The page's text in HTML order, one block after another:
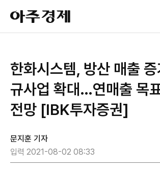
아
주
경
한화시스템, 방산 매출
규사업 확대…연매출 목
전망 [IBK투자증권]
문지훈 기자
입력 2021-08-02 08:33